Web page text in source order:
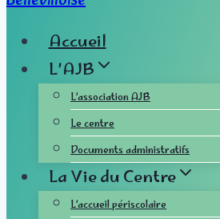
Accueil
L’AJB
L’association AJB
Le centre
Documents administratifs
La Vie du Centre
L’accueil périscolaire